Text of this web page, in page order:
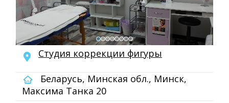
Студия коррекции фигуры
Беларусь, Минская обл., Минск,
Максима Танка 20